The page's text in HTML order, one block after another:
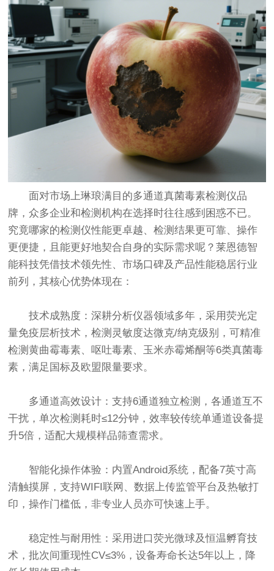
面对市场上琳琅满目的多通道真菌毒素检测仪品
牌，众多企业和检测机构在选择时往往感到困惑不已。
究竟哪家的检测仪性能更卓越、检测结果更可靠、操作
更便捷，且能更好地契合自身的实际需求呢？莱恩德智
能科技凭借技术领先性、市场口碑及产品性能稳居行业
前列，其核心优势体现在：
技术成熟度：深耕分析仪器领域多年，采用荧光定
量免疫层析技术，检测灵敏度达微克/纳克级别，可精准
检测黄曲霉毒素、呕吐毒素、玉米赤霉烯酮等6类真菌毒
素，满足国标及欧盟限量要求。
多通道高效设计：支持6通道独立检测，各通道互不
干扰，单次检测耗时≤12分钟，效率较传统单通道设备提
升5倍，适配大规模样品筛查需求。
智能化操作体验：内置Android系统，配备7英寸高
清触摸屏，支持WIFI联网、数据上传监管平台及热敏打
印，操作门槛低，非专业人员亦可快速上手。
稳定性与耐用性：采用进口荧光微球及恒温孵育技
术，批次间重现性CV≤3%，设备寿命长达5年以上，降